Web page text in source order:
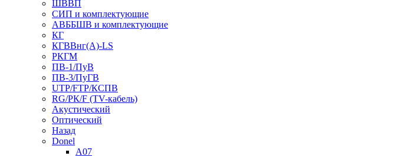
ШВВП
СИП и комплектующие
АВББШВ и комплектующие
КГ
КГВВнг(А)-LS
РКГМ
ПВ-1/ПуВ
ПВ-3/ПуГВ
UTP/FTP/КСПВ
RG/РК/F (TV-кабель)
Акустический
Оптический
Назад
Donel
A07